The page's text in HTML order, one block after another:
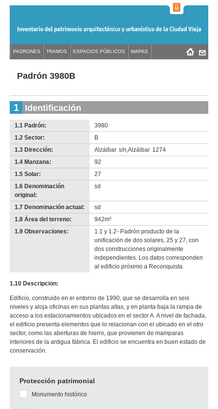
navigation
Back
topPadrón 3980B
1 Identificación
1.1 Padrón:
3980
1.2 Sector:
B
1.3 Dirección:
Alzáibar s/n,Alzáibar 1274
1.4 Manzana:
92
1.5 Solar:
27
1.6 Denominación
original:
sd
1.7 Denominación actual:
sd
1.8 Área del terreno:
942m²
1.9 Observaciones:
1.1 y 1.2- Padrón producto de la
unificación de dos solares, 25 y 27, con
dos construcciones originalmente
independientes. Los datos corresponden
al edificio próximo a Reconquista.
1.10 Descripcion:
Edificio, construido en el entorno de 1990, que se desarrolla en seis
niveles y aloja oficinas en sus plantas altas, y en planta baja la rampa de
acceso a los estacionamientos ubicados en el sector A. A nivel de fachada,
el edificio presenta elementos que lo relacionan con el ubicado en el otro
sector, como las aberturas de hierro, que provienen de mamparas
interiores de la antigua fábrica. El edificio se encuentra en buen estado de
conservación.
Protección patrimonial
Monumento histórico
Back
to Menú
PADRONES TRAMOS ESPACIOS PÚBLICOS MAPAS